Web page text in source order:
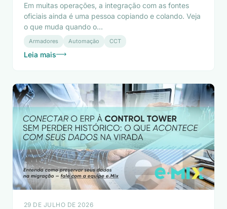
Em muitas operações, a integração com as fontes
oficiais ainda é uma pessoa copiando e colando. Veja
o que muda quando o...
Armadores Automação CCT
Leia mais
29 DE JULHO DE 2026